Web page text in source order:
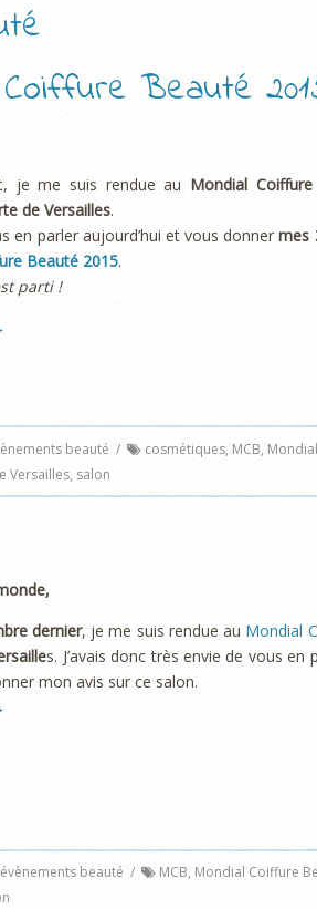
Beauté
je me suis rendue au Mondial
de Versailles.
en parler aujourd’hui et vous donnermes
Beauté 2015.
parti !
beauté / cosmétiques, MCB,
Versailles, salon
dernier, je me suis rendue au Mondial
s. J’avais donc très envie de vous en
mon avis sur ce salon.
beauté / MCB, Mondial Coiffure